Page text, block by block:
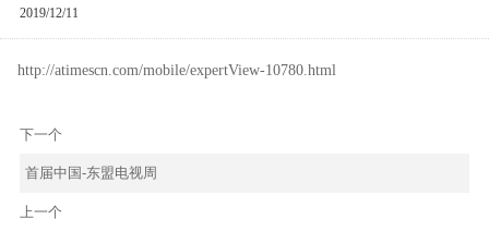
2019/12/11
http://atimescn.com/mobile/expertView-10780.html
下一个
首届中国-东盟电视周
上一个